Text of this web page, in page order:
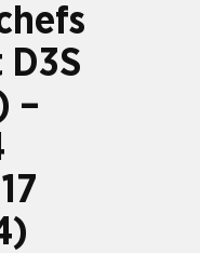
D3S
–